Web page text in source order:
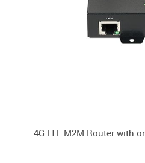
4G LTE M2M Router with